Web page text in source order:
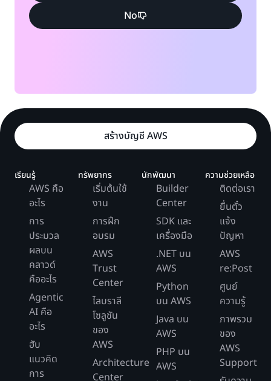
No
สร้างบัญชี AWS
เรียนรู้
AWS คือ
อะไร
การ
ประมวล
ผลบน
คลาวด์
คืออะไร
Agentic
AI คือ
อะไร
ฮับ
แนวคิด
การ
ทรัพยากร
เริ่มต้นใช้
งาน
การฝึก
อบรม
AWS
Trust
Center
ไลบราลี
โซลูชัน
ของ
AWS
Architecture
Center
นักพัฒนา
Builder
Center
SDK และ
เครื่องมือ
.NET บน
AWS
Python
บน AWS
Java บน
AWS
PHP บน
AWS
ความช่วยเหลือ
ติดต่อเรา
ยื่นตั๋ว
แจ้ง
ปัญหา
AWS
re:Post
ศูนย์
ความรู้
ภาพรวม
ของ
AWS
Support